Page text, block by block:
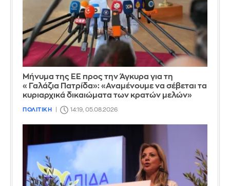
Μήνυμα της ΕΕ προς την Άγκυρα για τη
«Γαλάζια Πατρίδα»: «Αναμένουμε να σέβεται τα
κυριαρχικά δικαιώματα των κρατών μελών»
ΠΟΛΙΤΙΚΗ 14:19, 05.08.2026